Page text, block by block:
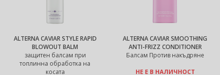
ALTERNA CAVIAR STYLE RAPID
BLOWOUT BALM
защитен балсам при
топлинна обработка на
косата
ALTERNA CAVIAR SMOOTHING
ANTI-FRIZZ CONDITIONER
Балсам Против накъдряне
НЕ Е В НАЛИЧНОСТ